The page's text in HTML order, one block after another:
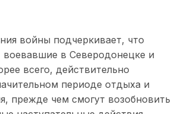
войны подчеркивает, что
воевавшие в Северодонецке и
всего, действительно
периоде отдыха и
прежде чем смогут возобновить